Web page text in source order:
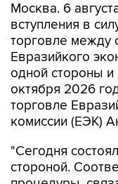
Москва. 6
вступления в
торговле между
Евразийкого
одной стороны
октября 2026
торговле
комиссии (ЕЭК)
"Сегодня
стороной.